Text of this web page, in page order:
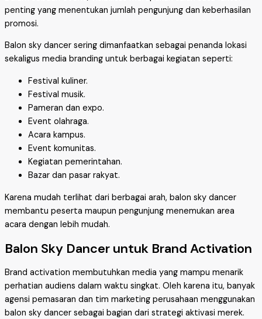
penting yang menentukan jumlah pengunjung dan keberhasilan
promosi.
Balon sky dancer sering dimanfaatkan sebagai penanda lokasi
sekaligus media branding untuk berbagai kegiatan seperti:
Festival kuliner.
Festival musik.
Pameran dan expo.
Event olahraga.
Acara kampus.
Event komunitas.
Kegiatan pemerintahan.
Bazar dan pasar rakyat.
Karena mudah terlihat dari berbagai arah, balon sky dancer
membantu peserta maupun pengunjung menemukan area
acara dengan lebih mudah.
Balon Sky Dancer untuk Brand Activation
Brand activation membutuhkan media yang mampu menarik
perhatian audiens dalam waktu singkat. Oleh karena itu, banyak
agensi pemasaran dan tim marketing perusahaan menggunakan
balon sky dancer sebagai bagian dari strategi aktivasi merek.